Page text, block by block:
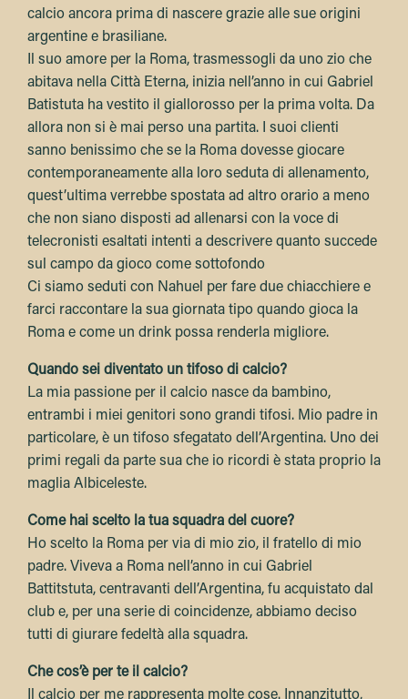
calcio ancora prima di nascere grazie alle sue origini
argentine e brasiliane.
Il suo amore per la Roma, trasmessogli da uno zio che
abitava nella Città Eterna, inizia nell’anno in cui Gabriel
Batistuta ha vestito il giallorosso per la prima volta. Da
allora non si è mai perso una partita. I suoi clienti
sanno benissimo che se la Roma dovesse giocare
contemporaneamente alla loro seduta di allenamento,
quest’ultima verrebbe spostata ad altro orario a meno
che non siano disposti ad allenarsi con la voce di
telecronisti esaltati intenti a descrivere quanto succede
sul campo da gioco come sottofondo
Ci siamo seduti con Nahuel per fare due chiacchiere e
farci raccontare la sua giornata tipo quando gioca la
Roma e come un drink possa renderla migliore.
Quando sei diventato un tifoso di calcio?
La mia passione per il calcio nasce da bambino,
entrambi i miei genitori sono grandi tifosi. Mio padre in
particolare, è un tifoso sfegatato dell’Argentina. Uno dei
primi regali da parte sua che io ricordi è stata proprio la
maglia Albiceleste.
Come hai scelto la tua squadra del cuore?
Ho scelto la Roma per via di mio zio, il fratello di mio
padre. Viveva a Roma nell’anno in cui Gabriel
Battitstuta, centravanti dell’Argentina, fu acquistato dal
club e, per una serie di coincidenze, abbiamo deciso
tutti di giurare fedeltà alla squadra.
Che cos’è per te il calcio?
Il calcio per me rappresenta molte cose. Innanzitutto,